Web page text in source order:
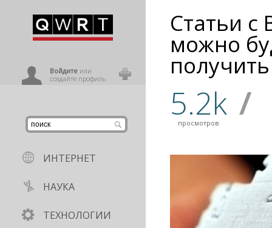
Войдитеили
создайте профиль
ИНТЕРНЕТ
НАУКА
ТЕХНОЛОГИИ
Статьи с
можно
5.2k
просмотров /